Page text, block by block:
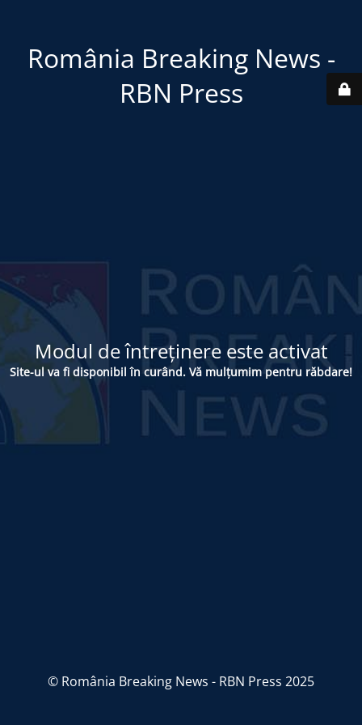
România Breaking News -
RBN Press
Modul de întreținere este activat
Site-ul va fi disponibil în curând. Vă mulțumim pentru răbdare!
© România Breaking News - RBN Press 2025